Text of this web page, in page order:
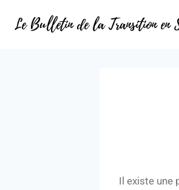
Le Bulletin de la Transition en
Il existe une